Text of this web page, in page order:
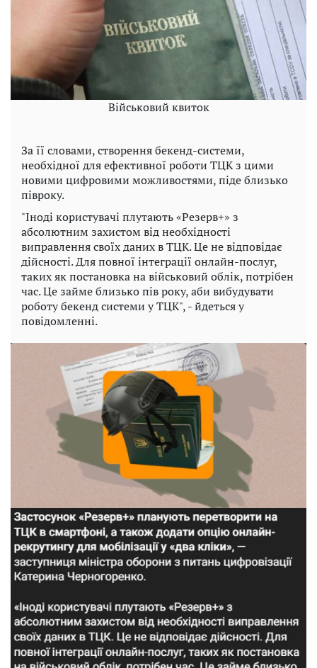
Військовий квиток
За її словами, створення бекенд-системи,
необхідної для ефективної роботи ТЦК з цими
новими цифровими можливостями, піде близько
півроку.
"Іноді користувачі плутають «Резерв+» з
абсолютним захистом від необхідності
виправлення своїх даних в ТЦК. Це не відповідає
дійсності. Для повної інтеграції онлайн-послуг,
таких як постановка на військовий облік, потрібен
час. Це займе близько пів року, аби вибудувати
роботу бекенд системи у ТЦК", - йдеться у
повідомленні.